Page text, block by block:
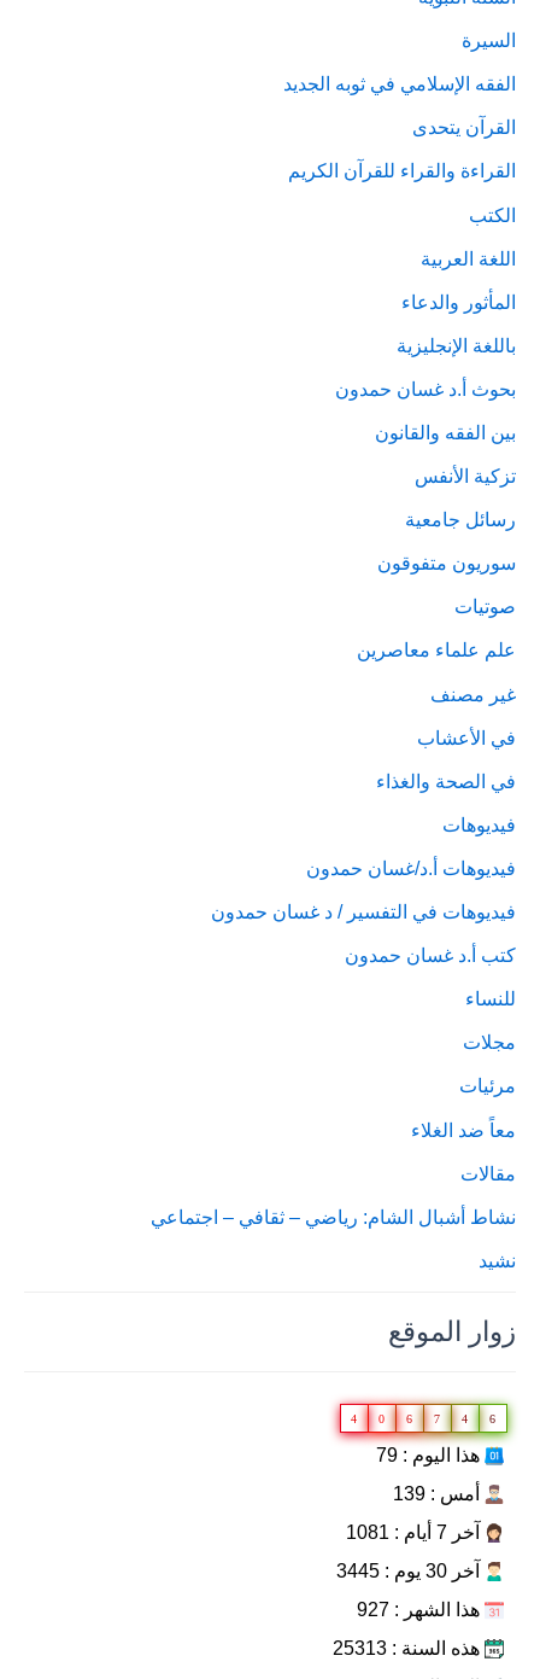
السيرة
الفقه الإسلامي في ثوبه الجديد
القرآن يتحدى
القراءة والقراء للقرآن الكريم
الكتب
اللغة العربية
المأثور والدعاء
باللغة الإنجليزية
بحوث أ.د غسان حمدون
بين الفقه والقانون
تزكية الأنفس
رسائل جامعية
سوريون متفوقون
صوتيات
علم علماء معاصرين
غير مصنف
في الأعشاب
في الصحة والغذاء
فيديوهات
فيديوهات أ.د/غسان حمدون
فيديوهات في التفسير / د غسان حمدون
كتب أ.د غسان حمدون
للنساء
مجلات
مرئيات
معاً ضد الغلاء
مقالات
نشاط أشبال الشام: رياضي – ثقافي – اجتماعي
نشيد
زوار الموقع
4 0 6 7 4 6
هذا اليوم : 79
أمس : 139
آخر 7 أيام : 1081
آخر 30 يوم : 3445
هذا الشهر : 927
هذه السنة : 25313